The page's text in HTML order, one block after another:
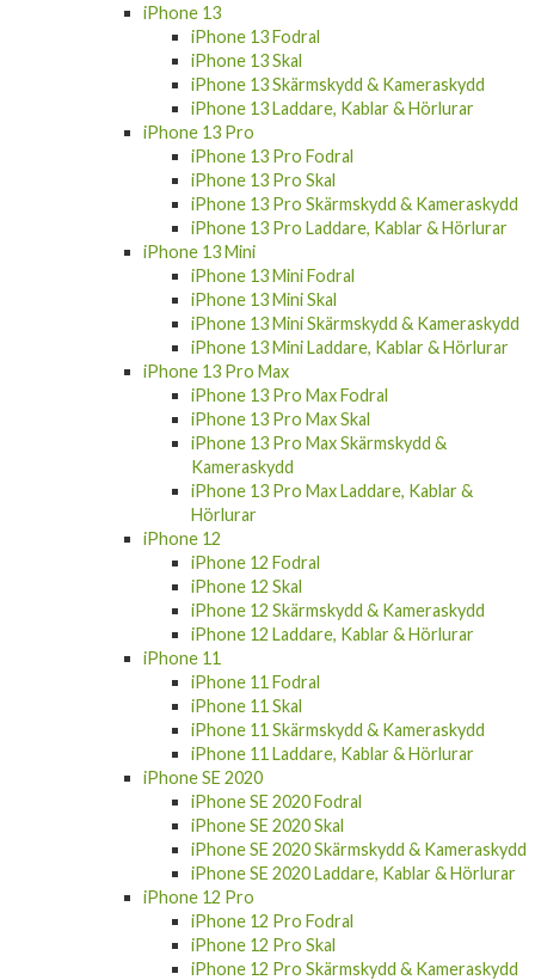
iPhone 13
iPhone 13 Fodral
iPhone 13 Skal
iPhone 13 Skärmskydd & Kameraskydd
iPhone 13 Laddare, Kablar & Hörlurar
iPhone 13 Pro
iPhone 13 Pro Fodral
iPhone 13 Pro Skal
iPhone 13 Pro Skärmskydd & Kameraskydd
iPhone 13 Pro Laddare, Kablar & Hörlurar
iPhone 13 Mini
iPhone 13 Mini Fodral
iPhone 13 Mini Skal
iPhone 13 Mini Skärmskydd & Kameraskydd
iPhone 13 Mini Laddare, Kablar & Hörlurar
iPhone 13 Pro Max
iPhone 13 Pro Max Fodral
iPhone 13 Pro Max Skal
iPhone 13 Pro Max Skärmskydd &
Kameraskydd
iPhone 13 Pro Max Laddare, Kablar &
Hörlurar
iPhone 12
iPhone 12 Fodral
iPhone 12 Skal
iPhone 12 Skärmskydd & Kameraskydd
iPhone 12 Laddare, Kablar & Hörlurar
iPhone 11
iPhone 11 Fodral
iPhone 11 Skal
iPhone 11 Skärmskydd & Kameraskydd
iPhone 11 Laddare, Kablar & Hörlurar
iPhone SE 2020
iPhone SE 2020 Fodral
iPhone SE 2020 Skal
iPhone SE 2020 Skärmskydd & Kameraskydd
iPhone SE 2020 Laddare, Kablar & Hörlurar
iPhone 12 Pro
iPhone 12 Pro Fodral
iPhone 12 Pro Skal
iPhone 12 Pro Skärmskydd & Kameraskydd